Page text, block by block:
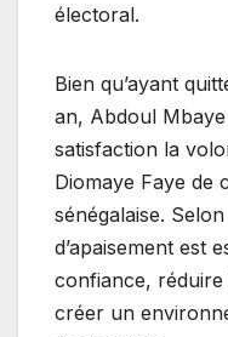
électoral.
Bien qu’ayant
an, Abdoul
satisfaction la
Diomaye Faye de
sénégalaise.
d’apaisement est
confiance, réduire
créer un